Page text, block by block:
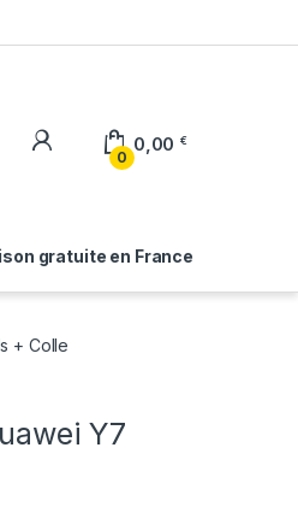
0
0,00 €
gratuite en France
+ Colle
Y7